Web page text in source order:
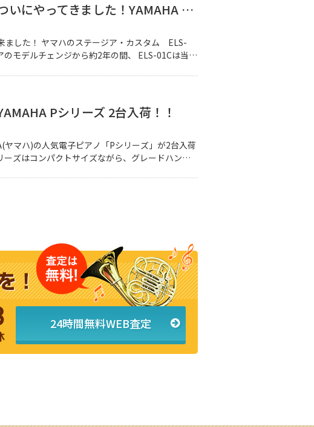
【東京板橋店】ついにやってきました！YAMAHA ELS-02C！
ました！ ヤマハのステージア・カスタム ELS-
モデルチェンジから約2年の間、 ELS-01Cは当店
Pシリーズ 2台入荷！！
ヤマハ)の人気電子ピアノ「Pシリーズ」が2台入荷
ーズはコンパクトサイズながら、グレードハンマ
24時間無料WEB査定